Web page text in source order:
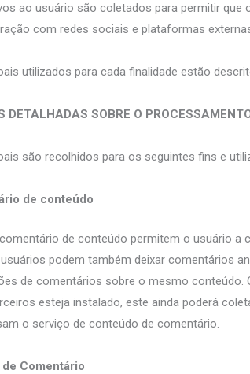
ao usuário são coletados para permitir
com redes sociais e plataformas
utilizados para cada finalidade estão
DETALHADAS SOBRE O
são recolhidos para os seguintes fins e
de conteúdo
de conteúdo permitem o usuário
podem também deixar comentários
de comentários sobre o mesmo
esteja instalado, este ainda poderá
o serviço de conteúdo de comentário.
Comentário